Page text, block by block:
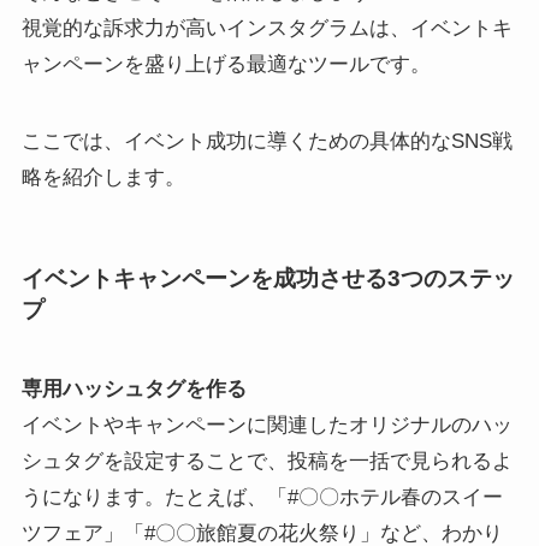
視覚的な訴求力が高いインスタグラムは、イベントキ
ャンペーンを盛り上げる最適なツールです。
ここでは、イベント成功に導くための具体的なSNS戦
略を紹介します。
イベントキャンペーンを成功させる3つのステッ
プ
専用ハッシュタグを作る
イベントやキャンペーンに関連したオリジナルのハッ
シュタグを設定することで、投稿を一括で見られるよ
うになります。たとえば、「#〇〇ホテル春のスイー
ツフェア」「#〇〇旅館夏の花火祭り」など、わかり